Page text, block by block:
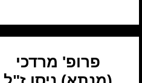
פרופ' מרדכי